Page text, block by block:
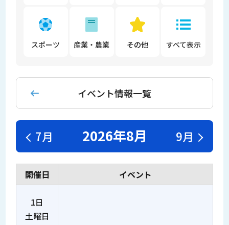
スポーツ 産業・農業 その他 すべて表示
イベント情報一覧
7月 2026年8月 9月
開催日 イベント
1日
土曜日